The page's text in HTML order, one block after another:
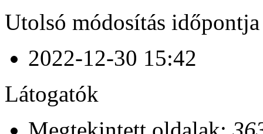
Utolsó módosítás időpontja
2022-12-30 15:42
Látogatók